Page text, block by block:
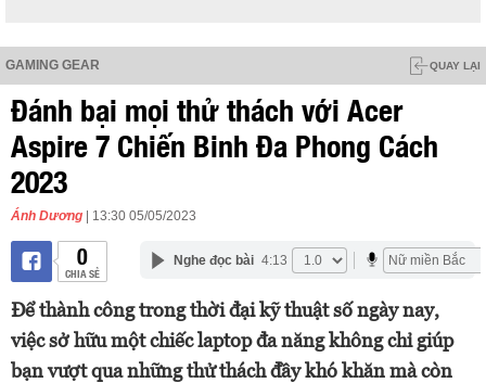
GAMING GEAR QUAY LẠI
Đánh bại mọi thử thách với Acer
Aspire 7 Chiến Binh Đa Phong Cách
2023
Ánh Dương | 13:30 05/05/2023
0
CHIA SẺ
Nghe đọc bài 4:13
Để thành công trong thời đại kỹ thuật số ngày nay,
việc sở hữu một chiếc laptop đa năng không chỉ giúp
bạn vượt qua những thử thách đầy khó khăn mà còn